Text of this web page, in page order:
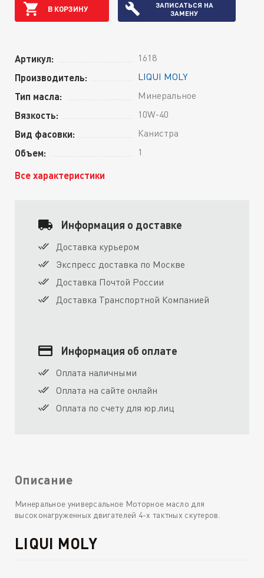
В КОРЗИНУ
ЗАПИСАТЬСЯ НА
ЗАМЕНУ
Артикул: 1618
Производитель: LIQUI MOLY
Тип масла: Минеральное
Вязкость: 10W-40
Вид фасовки: Канистра
Объем: 1
Все характеристики
Информация о доставке
Доставка курьером
Экспресс доставка по Москве
Доставка Почтой России
Доставка Транспортной Компанией
Информация об оплате
Оплата наличными
Оплата на сайте онлайн
Оплата по счету для юр.лиц
Описание
Минеральное универсальное Моторное масло для
высоконагруженных двигателей 4-х тактных скутеров.
LIQUI MOLY